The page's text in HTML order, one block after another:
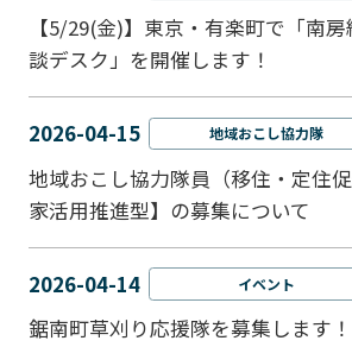
【5/29(金)】東京・有楽町で「南
談デスク」を開催します！
2026-04-15 地域おこし協力隊
地域おこし協力隊員（移住・定住
家活用推進型】の募集について
2026-04-14 イベント
鋸南町草刈り応援隊を募集します！